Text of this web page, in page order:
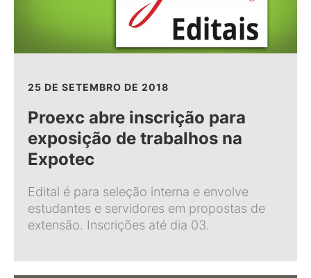
25 DE SETEMBRO DE 2018
Proexc abre inscrição para
exposição de trabalhos na
Expotec
Edital é para seleção interna e envolve
estudantes e servidores em propostas de
extensão. Inscrições até dia 03.